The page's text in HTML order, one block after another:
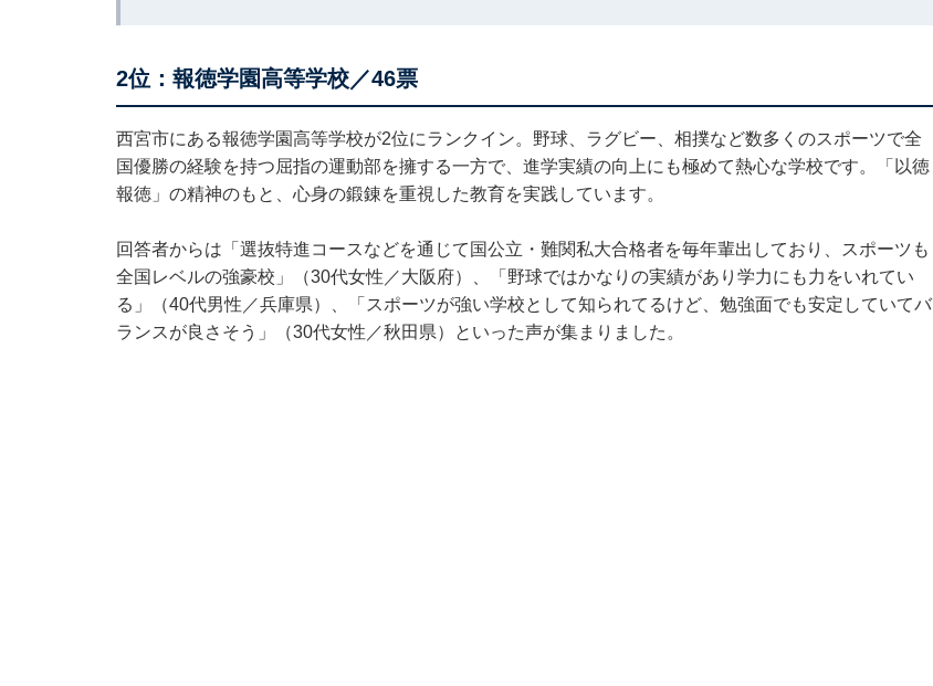
2位：報徳学園高等学校／46票
西宮市にある報徳学園高等学校が2位にランクイン。野球、ラグビー、相撲など数多くのスポーツで全
国優勝の経験を持つ屈指の運動部を擁する一方で、進学実績の向上にも極めて熱心な学校です。「以徳
報徳」の精神のもと、心身の鍛錬を重視した教育を実践しています。
回答者からは「選抜特進コースなどを通じて国公立・難関私大合格者を毎年輩出しており、スポーツも
全国レベルの強豪校」（30代女性／大阪府）、「野球ではかなりの実績があり学力にも力をいれてい
る」（40代男性／兵庫県）、「スポーツが強い学校として知られてるけど、勉強面でも安定していてバ
ランスが良さそう」（30代女性／秋田県）といった声が集まりました。